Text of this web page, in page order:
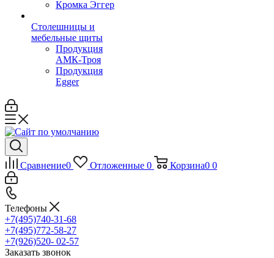
Кромка Эггер
Столешницы и
мебельные щиты
Продукция
АМК-Троя
Продукция
Egger
Сравнение0 Отложенные 0 Корзина0 0
Телефоны
+7(495)740-31-68
+7(495)772-58-27
+7(926)520- 02-57
Заказать звонок